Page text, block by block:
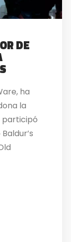
DE
ha
la
participó
de